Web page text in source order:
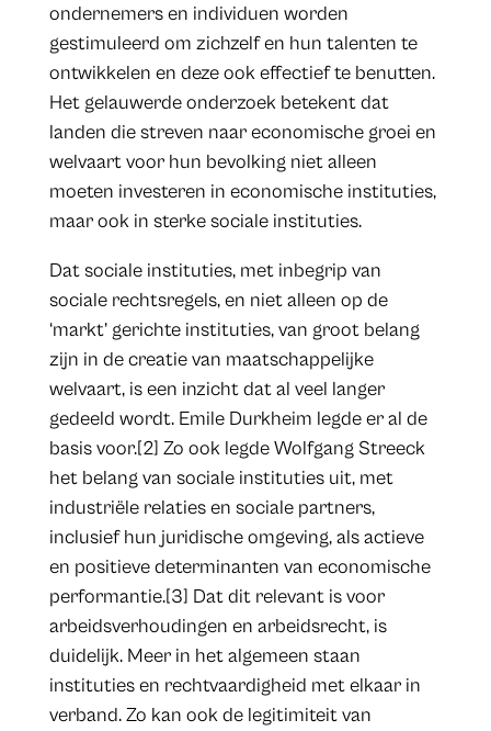
ondernemers en individuen worden
gestimuleerd om zichzelf en hun talenten te
ontwikkelen en deze ook effectief te benutten.
Het gelauwerde onderzoek betekent dat
landen die streven naar economische groei en
welvaart voor hun bevolking niet alleen
moeten investeren in economische instituties,
maar ook in sterke sociale instituties.
Dat sociale instituties, met inbegrip van
sociale rechtsregels, en niet alleen op de
‘markt’ gerichte instituties, van groot belang
zijn in de creatie van maatschappelijke
welvaart, is een inzicht dat al veel langer
gedeeld wordt. Emile Durkheim legde er al de
basis voor.[2] Zo ook legde Wolfgang Streeck
het belang van sociale instituties uit, met
industriële relaties en sociale partners,
inclusief hun juridische omgeving, als actieve
en positieve determinanten van economische
performantie.[3] Dat dit relevant is voor
arbeidsverhoudingen en arbeidsrecht, is
duidelijk. Meer in het algemeen staan
instituties en rechtvaardigheid met elkaar in
verband. Zo kan ook de legitimiteit van